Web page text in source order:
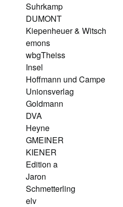
Suhrkamp
DUMONT
Kiepenheuer & Witsch
emons
wbgTheiss
Insel
Hoffmann und Campe
Unionsverlag
Goldmann
DVA
Heyne
GMEINER
KIENER
Edition a
Jaron
Schmetterling
elv